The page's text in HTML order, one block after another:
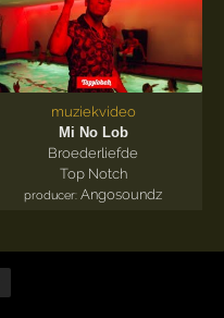
muziekvideo
Mi No Lob
Broederliefde
Top Notch
producer: Angosoundz